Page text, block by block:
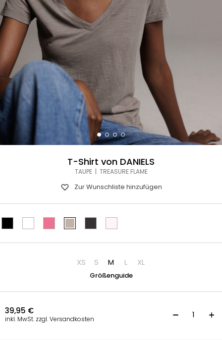
T-Shirt von DANIELS
TAUPE | TREASURE FLAME
Zur Wunschliste hinzufügen
XS S M L XL
Größenguide
39,95 €
inkl. MwSt. zzgl. Versandkosten